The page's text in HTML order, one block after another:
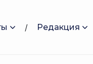
Редакция